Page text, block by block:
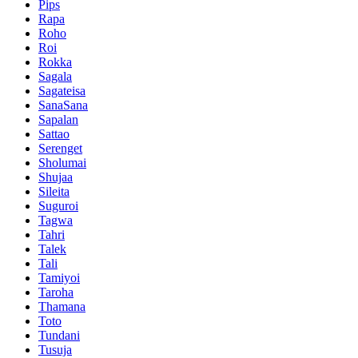
Pips
Rapa
Roho
Roi
Rokka
Sagala
Sagateisa
SanaSana
Sapalan
Sattao
Serenget
Sholumai
Shujaa
Sileita
Suguroi
Tagwa
Tahri
Talek
Tali
Tamiyoi
Taroha
Thamana
Toto
Tundani
Tusuja